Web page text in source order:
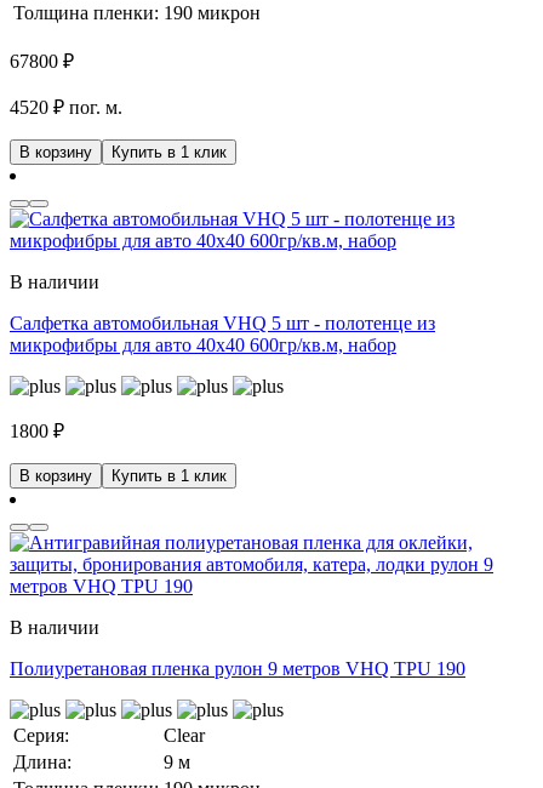
Толщина пленки: 190 микрон
67800 ₽
4520 ₽ пог. м.
В корзину Купить в 1 клик
В наличии
Салфетка автомобильная VHQ 5 шт - полотенце из
микрофибры для авто 40x40 600гр/кв.м, набор
1800 ₽
В корзину Купить в 1 клик
В наличии
Полиуретановая пленка рулон 9 метров VHQ TPU 190
Серия:
Clear
Длина:
9 м